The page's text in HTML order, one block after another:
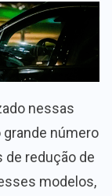
nessas
número
de redução de
modelos,